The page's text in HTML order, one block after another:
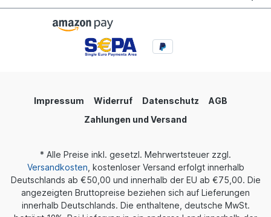
Impressum Widerruf Datenschutz
AGB
Zahlungen und Versand
* Alle Preise inkl. gesetzl. Mehrwertsteuer zzgl.
Versandkosten , kostenloser Versand erfolgt innerhalb
Deutschlands ab €50,00 und innerhalb der EU ab €75,00. Die
angezeigten Bruttopreise beziehen sich auf Lieferungen
innerhalb Deutschlands. Die enthaltene, deutsche MwSt.